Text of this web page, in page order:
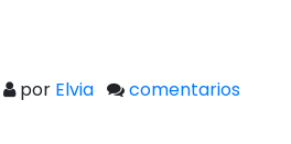
por Elvia comentarios